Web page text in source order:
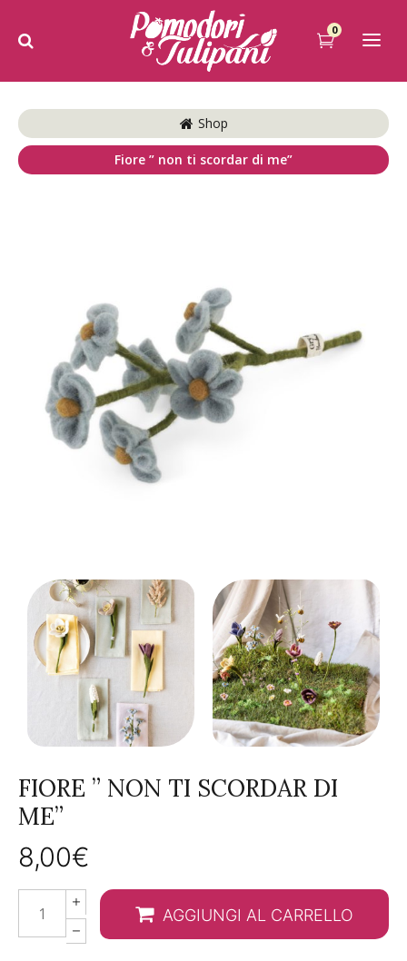
0
Shop
Fiore ” non ti scordar di me”
FIORE ” NON TI SCORDAR DI
ME”
8,00€
AGGIUNGI AL CARRELLO